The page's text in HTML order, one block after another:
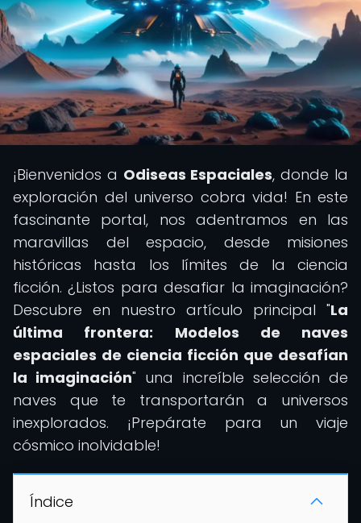
¡Bienvenidos a Odiseas Espaciales, donde la
exploración del universo cobra vida! En este
fascinante portal, nos adentramos en las
maravillas del espacio, desde misiones
históricas hasta los límites de la ciencia
ficción. ¿Listos para desafiar la imaginación?
Descubre en nuestro artículo principal "La
última frontera: Modelos de naves
espaciales de ciencia ficción que desafían
la imaginación" una increíble selección de
naves que te transportarán a universos
inexplorados. ¡Prepárate para un viaje
cósmico inolvidable!
Índice